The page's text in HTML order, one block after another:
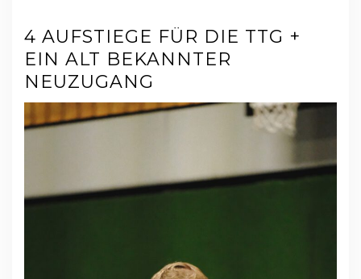
4 AUFSTIEGE FÜR DIE TTG +
EIN ALT BEKANNTER
NEUZUGANG